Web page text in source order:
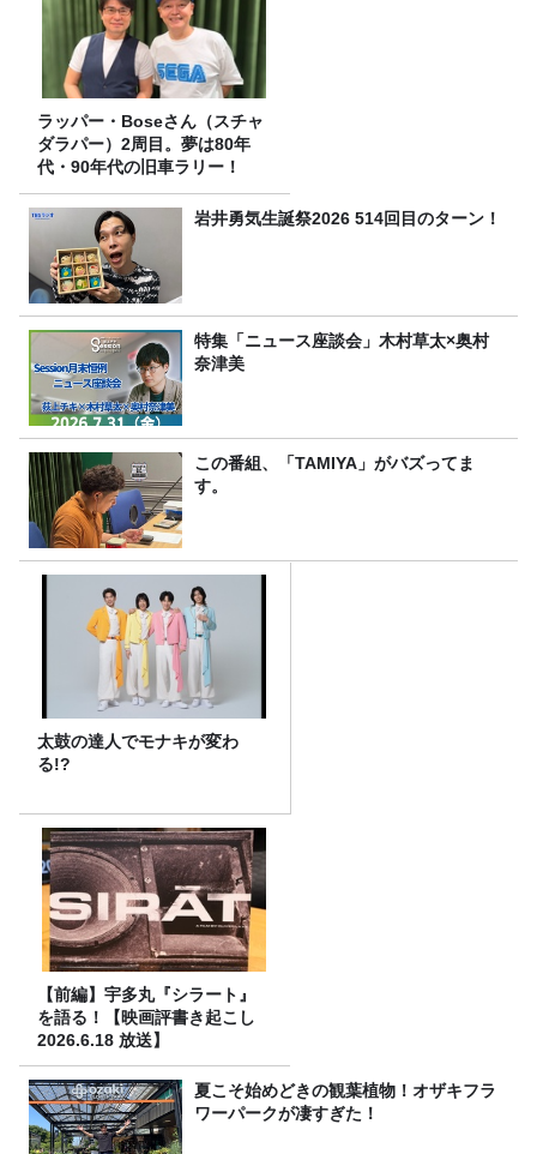
ラッパー・Boseさん（スチャ
ダラパー）2周目。夢は80年
代・90年代の旧車ラリー！
岩井勇気生誕祭2026 514回目のターン！
特集「ニュース座談会」木村草太×奥村
奈津美
この番組、「TAMIYA」がバズってま
す。
太鼓の達人でモナキが変わ
る!?
【前編】宇多丸『シラート』
を語る！【映画評書き起こし
2026.6.18 放送】
夏こそ始めどきの観葉植物！オザキフラ
ワーパークが凄すぎた！